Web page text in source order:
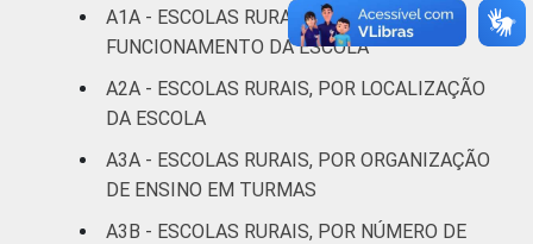
A1A - ESCOLAS RURAIS, POR LOCAL DE
FUNCIONAMENTO DA ESCOLA
A2A - ESCOLAS RURAIS, POR LOCALIZAÇÃO
DA ESCOLA
A3A - ESCOLAS RURAIS, POR ORGANIZAÇÃO
DE ENSINO EM TURMAS
A3B - ESCOLAS RURAIS, POR NÚMERO DE